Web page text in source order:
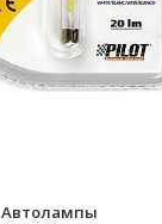
Автолампы